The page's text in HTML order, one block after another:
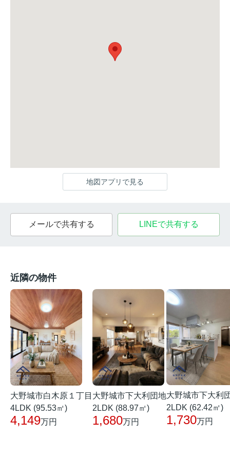
地図アプリで見る
メールで共有する LINEで共有する
近隣の物件
大野城市白木原１丁目
4LDK (95.53㎡)
4,149万円
大野城市下大利団地
2LDK (88.97㎡)
1,680万円
大野城市下大利
2LDK (62.42㎡)
1,730万円